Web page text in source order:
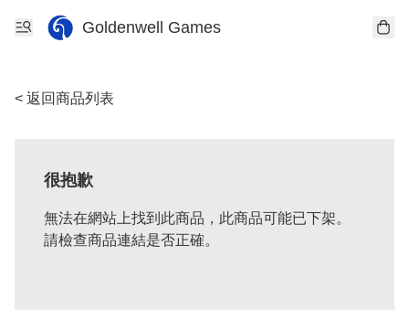
Goldenwell Games
< 返回商品列表
很抱歉
無法在網站上找到此商品，此商品可能已下架。
請檢查商品連結是否正確。